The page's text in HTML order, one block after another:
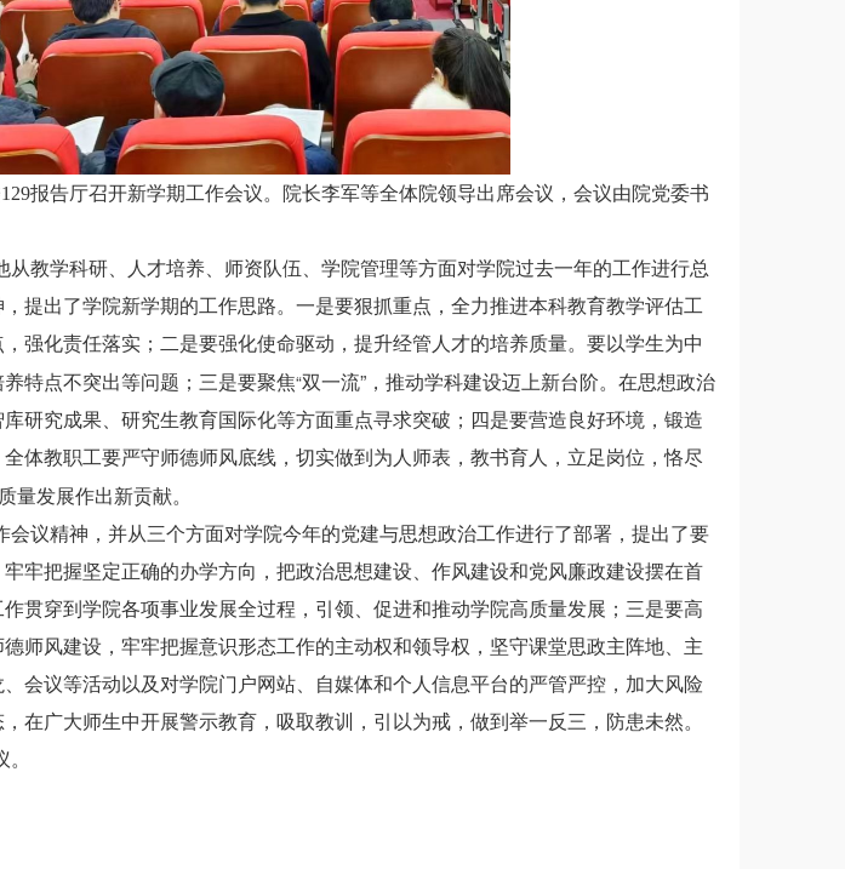
报告厅召开新学期工作会议。院长李军等全体院领导出席会议，会议由院党委书
从教学科研、人才培养、师资队伍、学院管理等方面对学院过去一年的工作进行总
提出了学院新学期的工作思路。一是要狠抓重点，全力推进本科教育教学评估工
强化责任落实；二是要强化使命驱动，提升经管人才的培养质量。要以学生为中
特点不突出等问题；三是要聚焦“双一流”，推动学科建设迈上新台阶。在思想政治
研究成果、研究生教育国际化等方面重点寻求突破；四是要营造良好环境，锻造
体教职工要严守师德师风底线，切实做到为人师表，教书育人，立足岗位，恪尽
量发展作出新贡献。
会议精神，并从三个方面对学院今年的党建与思想政治工作进行了部署，提出了要
牢把握坚定正确的办学方向，把政治思想建设、作风建设和党风廉政建设摆在首
贯穿到学院各项事业发展全过程，引领、促进和推动学院高质量发展；三是要高
师风建设，牢牢把握意识形态工作的主动权和领导权，坚守课堂思政主阵地、主
会议等活动以及对学院门户网站、自媒体和个人信息平台的严管严控，加大风险
在广大师生中开展警示教育，吸取教训，引以为戒，做到举一反三，防患未然。